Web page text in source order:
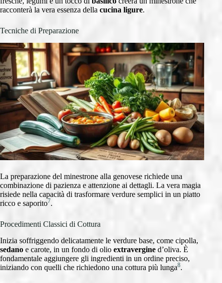
racconterà la vera essenza della cucina ligure.
Tecniche di Preparazione
La preparazione del minestrone alla genovese richiede una
combinazione di pazienza e attenzione ai dettagli. La vera magia
risiede nella capacità di trasformare verdure semplici in un piatto
ricco e saporito7.
Procedimenti Classici di Cottura
Inizia soffriggendo delicatamente le verdure base, come cipolla,
sedano e carote, in un fondo di olio extravergine d’oliva. È
fondamentale aggiungere gli ingredienti in un ordine preciso,
iniziando con quelli che richiedono una cottura più lunga8.